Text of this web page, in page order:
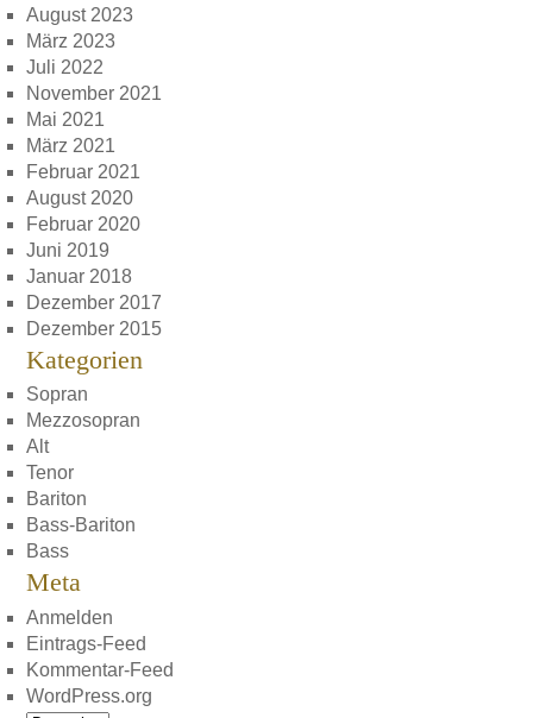
August 2023
März 2023
Juli 2022
November 2021
Mai 2021
März 2021
Februar 2021
August 2020
Februar 2020
Juni 2019
Januar 2018
Dezember 2017
Dezember 2015
Kategorien
Sopran
Mezzosopran
Alt
Tenor
Bariton
Bass-Bariton
Bass
Meta
Anmelden
Eintrags-Feed
Kommentar-Feed
WordPress.org